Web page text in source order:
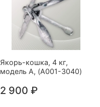
Якорь-кошка, 4 кг,
модель А, (A001-3040)
2 900 ₽